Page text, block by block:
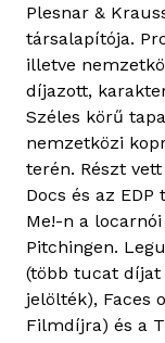
Plesnar &
társalapítója.
illetve
díjazott,
Széles körű
nemzetközi
terén. Részt
Docs és az
Me!-n a
Pitchingen.
(több tucat díjat
jelölték), Faces
Filmdíjra) és a